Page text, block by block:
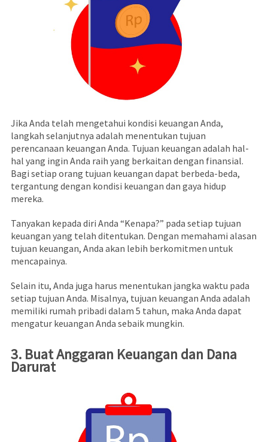
Jika Anda telah mengetahui kondisi keuangan Anda,
langkah selanjutnya adalah menentukan tujuan
perencanaan keuangan Anda. Tujuan keuangan adalah hal-
hal yang ingin Anda raih yang berkaitan dengan finansial.
Bagi setiap orang tujuan keuangan dapat berbeda-beda,
tergantung dengan kondisi keuangan dan gaya hidup
mereka.
Tanyakan kepada diri Anda “Kenapa?” pada setiap tujuan
keuangan yang telah ditentukan. Dengan memahami alasan
tujuan keuangan, Anda akan lebih berkomitmen untuk
mencapainya.
Selain itu, Anda juga harus menentukan jangka waktu pada
setiap tujuan Anda. Misalnya, tujuan keuangan Anda adalah
memiliki rumah pribadi dalam 5 tahun, maka Anda dapat
mengatur keuangan Anda sebaik mungkin.
3. Buat Anggaran Keuangan dan Dana
Darurat